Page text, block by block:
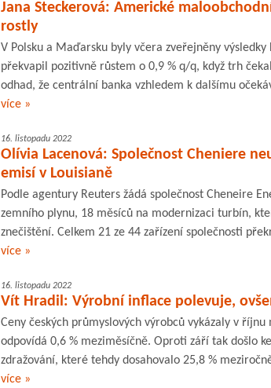
Jana Steckerová: Americké
rostly
V Polsku a Maďarsku byly včera zveřejněny
překvapil pozitivně růstem o 0,9 % q/q, když trh
odhad, že centrální banka vzhledem k dalšímu
více »
16. listopadu 2022
Olívia Lacenová: Společnost Cheniere
emisí v Louisianě
Podle agentury Reuters žádá společnost Cheneire
zemního plynu, 18 měsíců na modernizaci turbín,
znečištění. Celkem 21 ze 44 zařízení společnosti
více »
16. listopadu 2022
Vít Hradil: Výrobní inflace polevuje,
Ceny českých průmyslových výrobců vykázaly v
odpovídá 0,6 % meziměsíčně. Oproti září tak došlo
zdražování, které tehdy dosahovalo 25,8 %
více »